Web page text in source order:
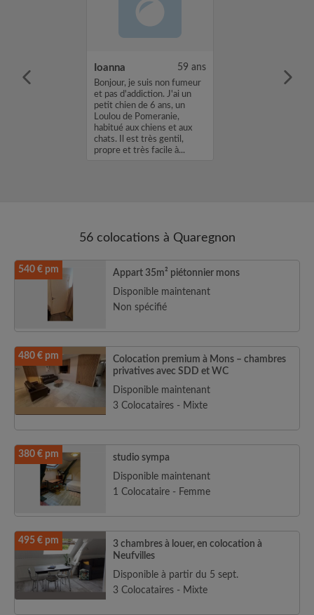
Ioanna 59 ans
Bonjour, je suis non fumeur
et pas d'addiction. J'ai un
petit chien de 6 ans, un
Loulou de Pomeranie,
habitué aux chiens et aux
chats. Il est très gentil,
propre et très facile à...
56 colocations à Quaregnon
540 € pm
Appart 35m² piétonnier mons
Disponible maintenant
Non spécifié
480 € pm
Colocation premium à Mons – chambres
privatives avec SDD et WC
Disponible maintenant
3 Colocataires - Mixte
380 € pm
studio sympa
Disponible maintenant
1 Colocataire - Femme
495 € pm
3 chambres à louer, en colocation à
Neufvilles
Disponible à partir du 5 sept.
3 Colocataires - Mixte